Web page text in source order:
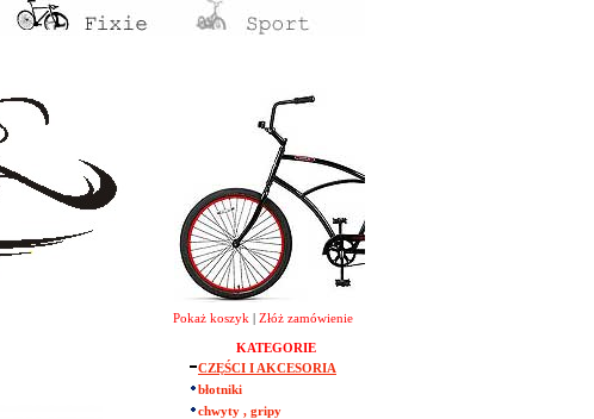
Pokaż koszyk Złóż zamówienie
KATEGORIE
CZĘŚCI I AKCESORIA
błotniki
chwyty , gripy